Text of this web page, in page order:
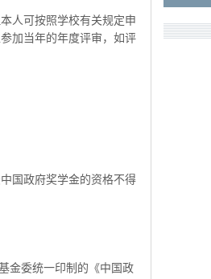
人可按照学校有关规定申
加当年的年度评审，如评
国政府奖学金的资格不得
金委统一印制的《中国政